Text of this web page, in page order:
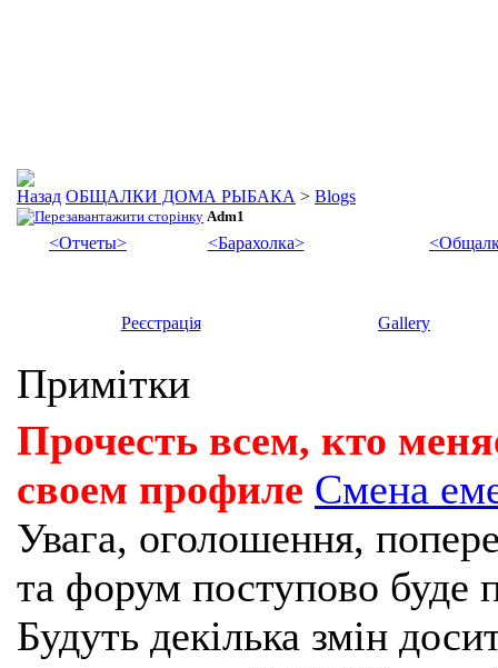
ОБЩАЛКИ ДОМА РЫБАКА > Blogs
Adm1
<Отчеты> <Барахолка>
Реєстрація Gallery
Примітки
Прочесть всем, кто
своем профиле Смена
Увага, оголошення,
та форум поступово буде
Будуть декілька змін